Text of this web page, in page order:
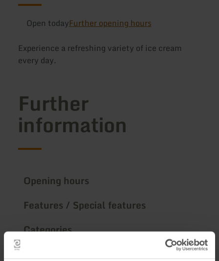
Open todayFurther opening hours
Experience a refreshing variety of ice cream
every day.
Further
information
Opening hours
Features / Special features
Categories